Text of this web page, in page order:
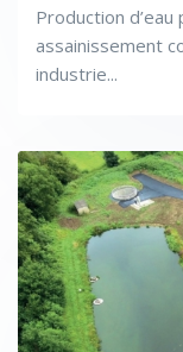
Production
assainissement
industrie...